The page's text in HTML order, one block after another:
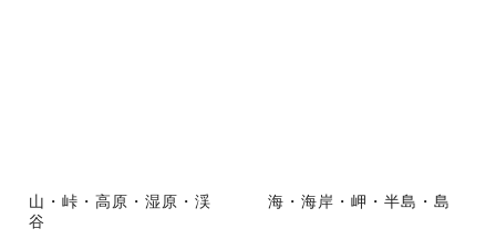
山・峠・高原・湿原・渓
谷
海・海岸・岬・半島・島